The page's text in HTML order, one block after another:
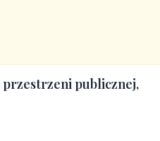
przestrzeni publicznej,